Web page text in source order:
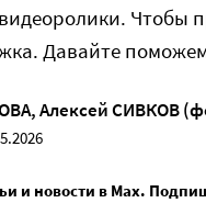
Чтобы
Давайте
,Алексей СИВКОВ
и новости в Max.